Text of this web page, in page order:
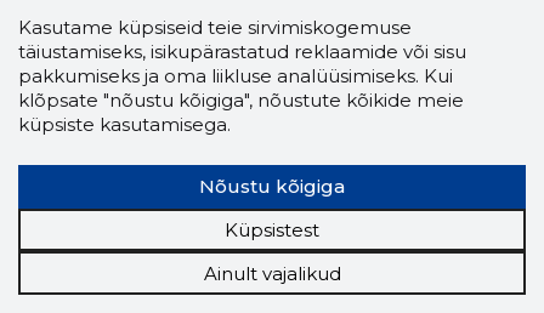
Kestvad, säästlikud ja nutikad lahendused!
TREV-2 Grupp on taristuobjektide ja rajatiste
ehitamisele ning hooldamisele keskendunud
ettevõte.
autopesula teenus
avalikult kasutatavate teede korrashoid
ehitise audit
ehitusprojekti ekspertiis
ehitusuuringud
gaasipaigaldise ehitamine
liikluskorralduse projektide tegemine
Kasutame küpsiseid teie sirvimiskogemuse
täiustamiseks, isikupärastatud reklaamide või sisu
pakkumiseks ja oma liikluse analüüsimiseks. Kui
klõpsate "nõustu kõigiga", nõustute kõikide meie
küpsiste kasutamisega.
Nõustu kõigiga
Küpsistest
Ainult vajalikud